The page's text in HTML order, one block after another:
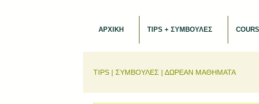
ΑΡΧΙΚΗ TIPS + ΣΥΜΒΟΥΛΕΣ
TIPS | ΣΥΜΒΟΥΛΕΣ | ΔΩΡΕΑΝ ΜΑΘΗΜΑΤΑ